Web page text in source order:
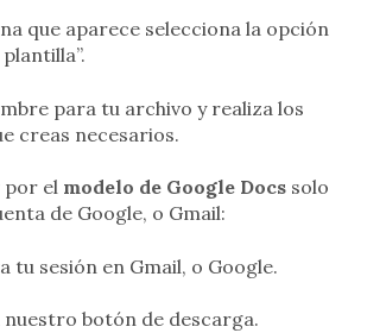
que aparece selecciona la opción
para tu archivo y realiza los
creas necesarios.
por el modelo de Google Docs solo
de Google, o Gmail:
tu sesión en Gmail, o Google.
nuestro botón de descarga.